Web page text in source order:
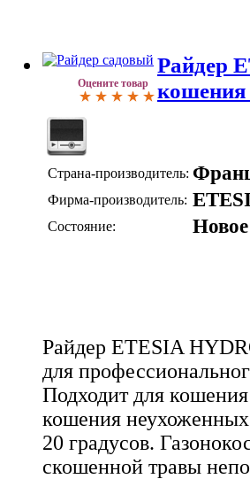
Оцените товар
Райдер
кошения
Страна-производитель:
Фирма-производитель:
Состояние: Новое
Райдер ETESIA
для
Подходит для
кошения неухоженных
20 градусов.
скошенной травы